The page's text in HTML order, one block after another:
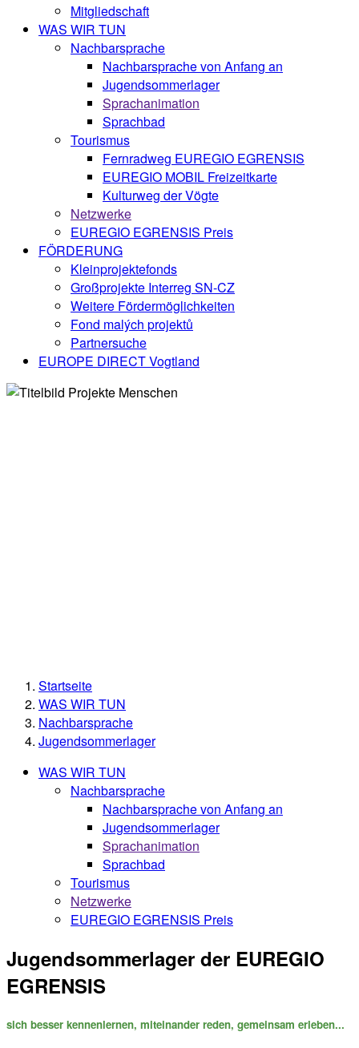
Mitgliedschaft
WAS WIR TUN
Nachbarsprache
Nachbarsprache von Anfang an
Jugendsommerlager
Sprachanimation
Sprachbad
Tourismus
Fernradweg EUREGIO EGRENSIS
EUREGIO MOBIL Freizeitkarte
Kulturweg der Vögte
Netzwerke
EUREGIO EGRENSIS Preis
FÖRDERUNG
Kleinprojektefonds
Großprojekte Interreg SN-CZ
Weitere Fördermöglichkeiten
Fond malých projektů
Partnersuche
EUROPE DIRECT Vogtland
Startseite
WAS WIR TUN
Nachbarsprache
Jugendsommerlager
WAS WIR TUN
Nachbarsprache
Nachbarsprache von Anfang an
Jugendsommerlager
Sprachanimation
Sprachbad
Tourismus
Netzwerke
EUREGIO EGRENSIS Preis
Jugendsommerlager der EUREGIO
EGRENSIS
sich besser kennenlernen, miteinander reden, gemeinsam erleben...